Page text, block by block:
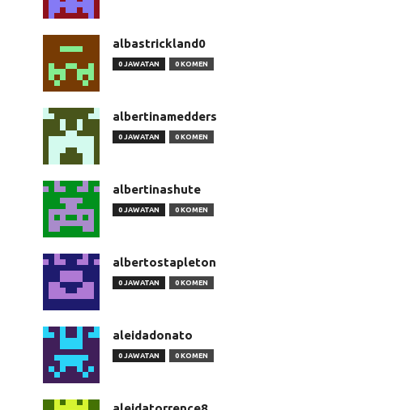
albastrickland0
0 JAWATAN 0 KOMEN
albertinamedders
0 JAWATAN 0 KOMEN
albertinashute
0 JAWATAN 0 KOMEN
albertostapleton
0 JAWATAN 0 KOMEN
aleidadonato
0 JAWATAN 0 KOMEN